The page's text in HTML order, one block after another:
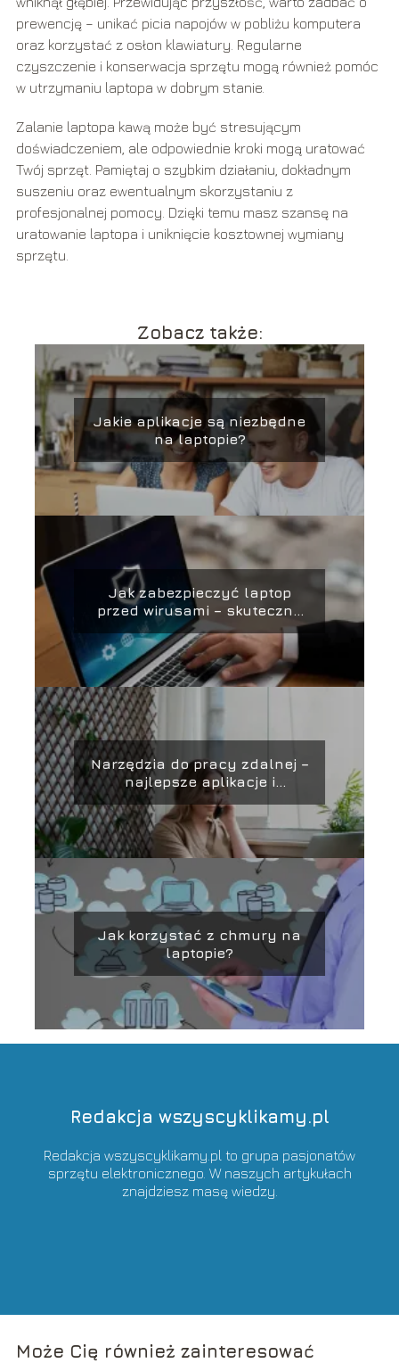
prewencję – unikać picia napojów w pobliżu komputera
oraz korzystać z osłon klawiatury. Regularne
czyszczenie i konserwacja sprzętu mogą również pomóc
w utrzymaniu laptopa w dobrym stanie.
Zalanie laptopa kawą może być stresującym
doświadczeniem, ale odpowiednie kroki mogą uratować
Twój sprzęt. Pamiętaj o szybkim działaniu, dokładnym
suszeniu oraz ewentualnym skorzystaniu z
profesjonalnej pomocy. Dzięki temu masz szansę na
uratowanie laptopa i uniknięcie kosztownej wymiany
sprzętu.
Zobacz także:
Jakie aplikacje są niezbędne
na laptopie?
Jak zabezpieczyć laptop
przed wirusami – skuteczne
metody ochrony i
zabezpieczania danych
Narzędzia do pracy zdalnej –
najlepsze aplikacje i
platformy
Jak korzystać z chmury na
laptopie?
Redakcja wszyscyklikamy.pl
Redakcja wszyscyklikamy.pl to grupa pasjonatów
sprzętu elektronicznego. W naszych artykułach
znajdziesz masę wiedzy.
Może Cię również zainteresować